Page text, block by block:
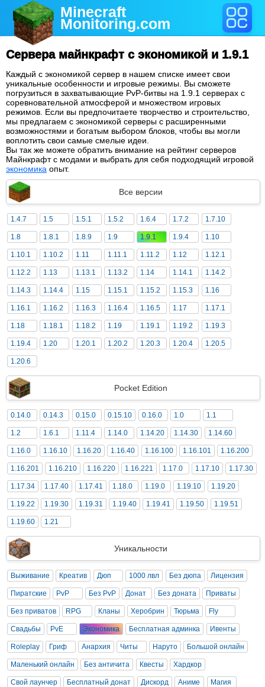
Minecraft
Monitoring.com
Сервера майнкрафт с экономикой и 1.9.1
Каждый с экономикой сервер в нашем списке имеет свои
уникальные особенности и игровые режимы. Вы сможете
погрузиться в захватывающие PvP-битвы на 1.9.1 серверах с
соревновательной атмосферой и множеством игровых
режимов. Если вы предпочитаете творчество и строительство,
мы предлагаем с экономикой серверы с расширенными
возможностями и богатым выбором блоков, чтобы вы могли
воплотить свои самые смелые идеи.
Вы так же можете обратить внимание на рейтинг серверов
Майнкрафт с модами и выбрать для себя подходящий игровой
экономика опыт.
Все версии
1.4.7 1.5 1.5.1 1.5.2 1.6.4 1.7.2 1.7.10
1.8 1.8.1 1.8.9 1.9 1.9.1 1.9.4 1.10
1.10.1 1.10.2 1.11 1.11.1 1.11.2 1.12 1.12.1
1.12.2 1.13 1.13.1 1.13.2 1.14 1.14.1 1.14.2
1.14.3 1.14.4 1.15 1.15.1 1.15.2 1.15.3 1.16
1.16.1 1.16.2 1.16.3 1.16.4 1.16.5 1.17 1.17.1
1.18 1.18.1 1.18.2 1.19 1.19.1 1.19.2 1.19.3
1.19.4 1.20 1.20.1 1.20.2 1.20.3 1.20.4 1.20.5
1.20.6
Pocket Edition
0.14.0 0.14.3 0.15.0 0.15.10 0.16.0 1.0 1.1
1.2 1.6.1 1.11.4 1.14.0 1.14.20 1.14.30 1.14.60
1.16.0 1.16.10 1.16.20 1.16.40 1.16.100 1.16.101 1.16.200
1.16.201 1.16.210 1.16.220 1.16.221 1.17.0 1.17.10 1.17.30
1.17.34 1.17.40 1.17.41 1.18.0 1.19.0 1.19.10 1.19.20
1.19.22 1.19.30 1.19.31 1.19.40 1.19.41 1.19.50 1.19.51
1.19.60 1.21
Уникальности
Выживание Креатив Дюп 1000 лвл Без дюпа Лицензия
Пиратские PvP Без PvP Донат Без доната Приваты
Без приватов RPG Кланы Херобрин Тюрьма Fly
Свадьбы PvE Экономика Бесплатная админка Ивенты
Roleplay Гриф Анархия Читы Наруто Большой онлайн
Маленький онлайн Без античита Квесты Хардкор
Свой лаунчер Бесплатный донат Дискорд Аниме Магия